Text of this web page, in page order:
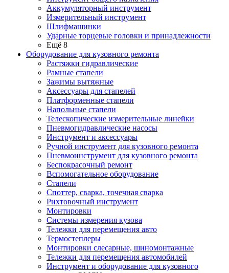
Аккумуляторный инструмент
Измерительный инструмент
Шлифмашинки
Ударные торцевые головки и принадлежности
Ещё 8
Оборудование для кузовного ремонта
Растяжки гидравлические
Рамные стапели
Зажимы вытяжные
Аксессуары для стапелей
Платформенные стапели
Напольные стапели
Телескопические измерительные линейки
Пневмогидравлические насосы
Инструмент и аксессуары
Ручной инструмент для кузовного ремонта
Пневмоинструмент для кузовного ремонта
Беспокрасочный ремонт
Вспомогательное оборудование
Стапели
Споттер, сварка, точечная сварка
Рихтовочный инструмент
Монтировки
Системы измерения кузова
Тележки для перемещения авто
Термостеплеры
Монтировки слесарные, шиномонтажные
Тележки для перемещения автомобилей
Инструмент и оборудование для кузовного